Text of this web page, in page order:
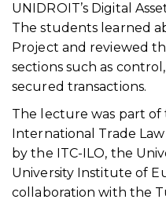
UNIDROIT’s Digital
The students learned
Project and reviewed
sections such as
secured transactions.
The lecture was part of
International Trade
by the ITC-ILO, the
University Institute of
collaboration with the